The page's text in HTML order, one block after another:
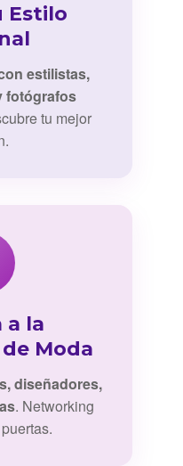
Estilo
estilistas,
fotógrafos
tu mejor
a la
Moda
diseñadores,
. Networking